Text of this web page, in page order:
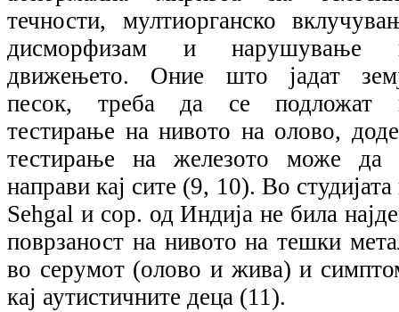
течности, мултиорганско
дисморфизам и нарушување
движењето. Оние што јадат
песок, треба да се подложат
тестирање на нивото на олово,
тестирање на железото може да
направи кај сите (9, 10). Во студијата
Sehgal и cop. од Индија не била
поврзаност на нивото на тешки
во серумот (олово и жива) и
кај аутистичните деца (11).